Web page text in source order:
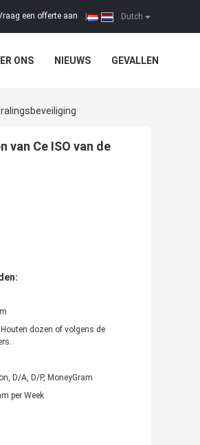
Dutch
een offerte aan
ONS NIEUWS GEVALLEN
Ce ISO van de
dozen of volgens de
D/A, D/P, MoneyGram
per Week